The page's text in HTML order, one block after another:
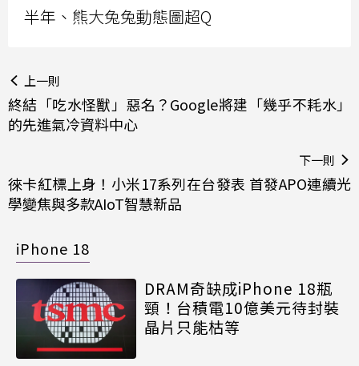
半年、熊大兔兔動態圖超Q
上一則
終結「吃水怪獸」惡名？Google將建「幾乎不耗水」
的先進氣冷資料中心
下一則
徠卡紅標上身！小米17系列在台發表 首發APO連續光
學變焦與多款AIoT智慧新品
iPhone 18
DRAM奇缺成iPhone 18瓶
頸！台積電10億美元待封裝
晶片只能枯等